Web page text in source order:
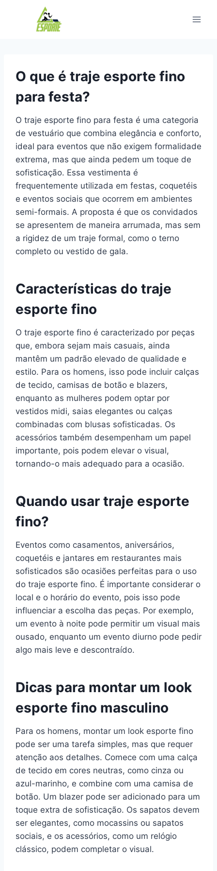
O que é traje esporte fino
para festa?
O traje esporte fino para festa é uma categoria
de vestuário que combina elegância e conforto,
ideal para eventos que não exigem formalidade
extrema, mas que ainda pedem um toque de
sofisticação. Essa vestimenta é
frequentemente utilizada em festas, coquetéis
e eventos sociais que ocorrem em ambientes
semi-formais. A proposta é que os convidados
se apresentem de maneira arrumada, mas sem
a rigidez de um traje formal, como o terno
completo ou vestido de gala.
Características do traje
esporte fino
O traje esporte fino é caracterizado por peças
que, embora sejam mais casuais, ainda
mantêm um padrão elevado de qualidade e
estilo. Para os homens, isso pode incluir calças
de tecido, camisas de botão e blazers,
enquanto as mulheres podem optar por
vestidos midi, saias elegantes ou calças
combinadas com blusas sofisticadas. Os
acessórios também desempenham um papel
importante, pois podem elevar o visual,
tornando-o mais adequado para a ocasião.
Quando usar traje esporte
fino?
Eventos como casamentos, aniversários,
coquetéis e jantares em restaurantes mais
sofisticados são ocasiões perfeitas para o uso
do traje esporte fino. É importante considerar o
local e o horário do evento, pois isso pode
influenciar a escolha das peças. Por exemplo,
um evento à noite pode permitir um visual mais
ousado, enquanto um evento diurno pode pedir
algo mais leve e descontraído.
Dicas para montar um look
esporte fino masculino
Para os homens, montar um look esporte fino
pode ser uma tarefa simples, mas que requer
atenção aos detalhes. Comece com uma calça
de tecido em cores neutras, como cinza ou
azul-marinho, e combine com uma camisa de
botão. Um blazer pode ser adicionado para um
toque extra de sofisticação. Os sapatos devem
ser elegantes, como mocassins ou sapatos
sociais, e os acessórios, como um relógio
clássico, podem completar o visual.